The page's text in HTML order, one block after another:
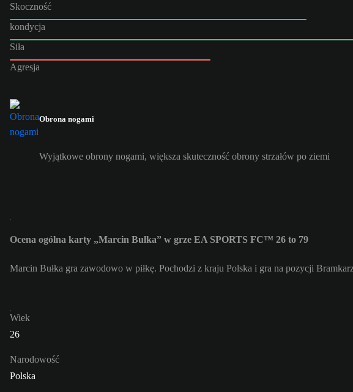
Skoczność
kondycja
Siła
Agresja
Obrona nogami
Wyjątkowe obrony nogami, większa skuteczność obrony strzałów po ziemi
Ocena ogólna karty „Marcin Bułka” w grze EA SPORTS FC™ 26 to 79
Marcin Bułka gra zawodowo w piłkę. Pochodzi z kraju Polska i gra na pozycji
Wiek
26
Narodowość
Polska